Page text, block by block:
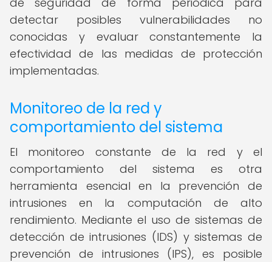
detectar posibles vulnerabilidades no
conocidas y evaluar constantemente la
efectividad de las medidas de protección
implementadas.
Monitoreo de la red y
comportamiento del sistema
El monitoreo constante de la red y el
comportamiento del sistema es otra
herramienta esencial en la prevención de
intrusiones en la computación de alto
rendimiento. Mediante el uso de sistemas de
detección de intrusiones (IDS) y sistemas de
prevención de intrusiones (IPS), es posible